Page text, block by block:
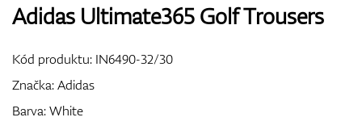
Adidas Ultimate365 Golf Trousers
Kód produktu: IN6490-32/30
Značka:Adidas
Barva: White